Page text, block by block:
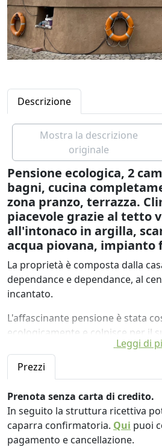
Descrizione
Mostra la descrizione
originale
Pensione ecologica, 2
bagni, cucina
zona pranzo, terrazza.
piacevole grazie al tetto
all'intonaco in argilla,
acqua piovana, impianto
La proprietà è composta dalla
dependance e dependance, al
incantato.
L'affascinante pensione è stata
ecologicamente e colpisce per il
interno grazie all'intonaco di
Scarico WC con acqua piovana.
c'è un laghetto balneabile e una
proprio in centro. Ristoranti e
raggiungibili a piedi. Nel centro
minuti a piedi, si trova uno
prodotti biologici regionali.
Leggi di
Prezzi
Prenota senza carta di credito.
In seguito la struttura ricettiva
caparra confirmatoria. Qui puoi
pagamento e cancellazione.